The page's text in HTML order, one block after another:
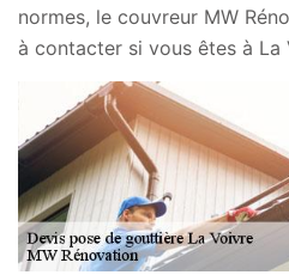
normes, le couvreur MW
à contacter si vous êtes à La